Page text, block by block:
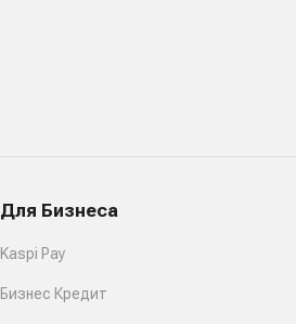
Для Бизнеса
Kaspi Pay
Бизнес Кредит